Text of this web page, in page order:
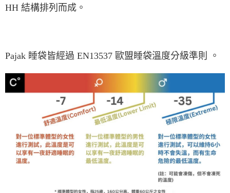
HH 結構排列而成。
Pajak 睡袋皆經過 EN13537 歐盟睡袋溫度分級準則 。